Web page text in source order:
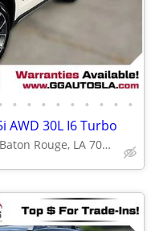
• • • • • • • • •
AWD 30L I6 Turbo
8700 Florida Blvd, Baton Rouge, LA 70815